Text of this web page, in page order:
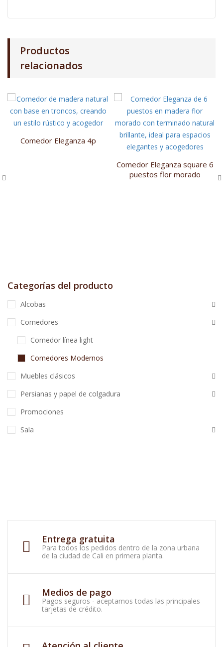
Productos
relacionados
Comedor Eleganza 4p
Comedor Eleganza square 6
puestos flor morado
Categorías del producto
Alcobas
Comedores
Comedor línea light
Comedores Modernos
Muebles clásicos
Persianas y papel de colgadura
Promociones
Sala
Entrega gratuita
Para todos los pedidos dentro de la zona urbana
de la ciudad de Cali en primera planta.
Medios de pago
Pagos seguros - aceptamos todas las principales
tarjetas de crédito.